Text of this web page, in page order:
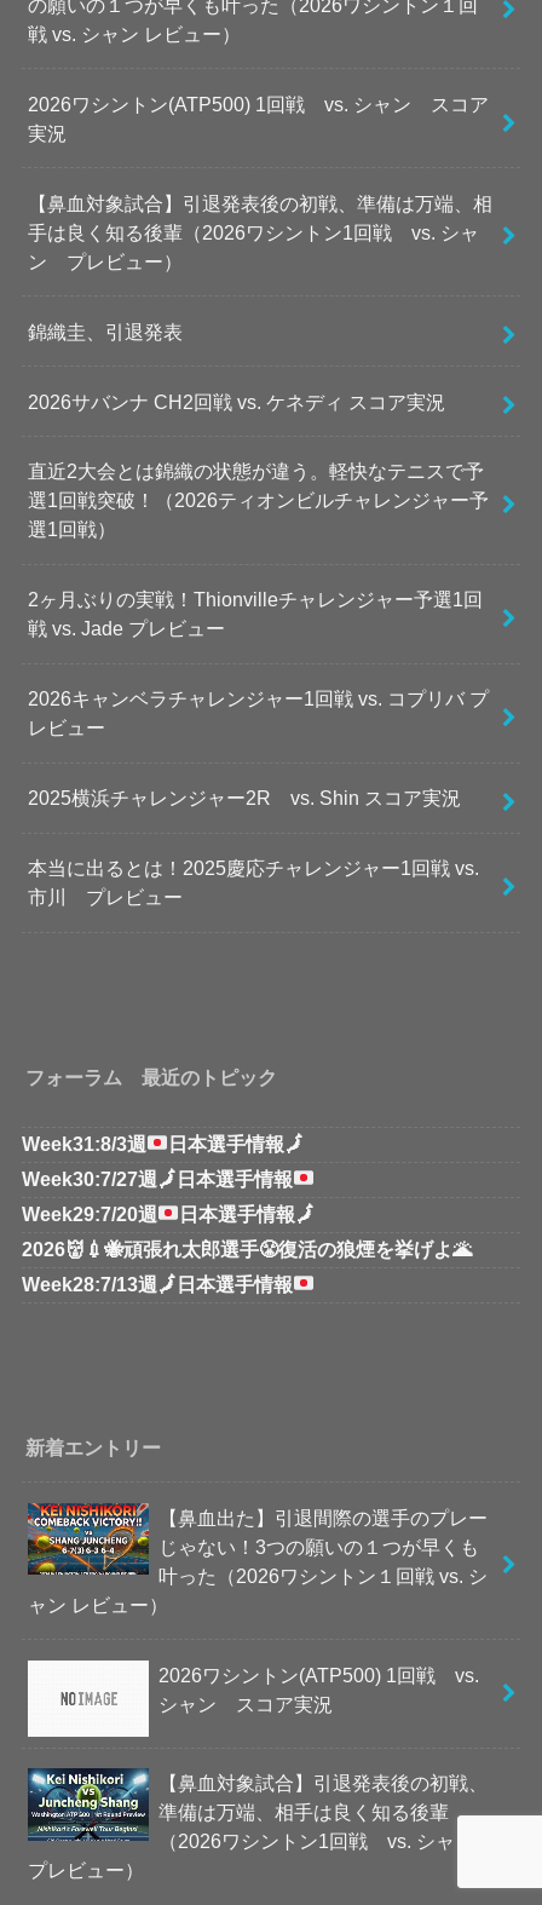
の願いの１つが早くも叶った（2026ワシントン１回
戦 vs. シャン レビュー）
2026ワシントン(ATP500) 1回戦 vs. シャン スコア
実況
【鼻血対象試合】引退発表後の初戦、準備は万端、相
手は良く知る後輩（2026ワシントン1回戦 vs. シャ
ン プレビュー）
錦織圭、引退発表
2026サバンナ CH2回戦 vs. ケネディ スコア実況
直近2大会とは錦織の状態が違う。軽快なテニスで予
選1回戦突破！（2026ティオンビルチャレンジャー予
選1回戦）
2ヶ月ぶりの実戦！Thionvilleチャレンジャー予選1回
戦 vs. Jade プレビュー
2026キャンベラチャレンジャー1回戦 vs. コプリバ プ
レビュー
2025横浜チャレンジャー2R vs. Shin スコア実況
本当に出るとは！2025慶応チャレンジャー1回戦 vs.
市川 プレビュー
フォーラム 最近のトピック
Week31:8/3週 日本選手情報🗾
Week30:7/27週 🗾 日本選手情報
Week29:7/20週
日本選手情報🗾
2026👹💉🐝頑張れ太郎選手😤復活の狼煙を挙げよ🌋
Week28:7/13週 🗾 日本選手情報
新着エントリー
【鼻血出た】引退間際の選手のプレー
じゃない！3つの願いの１つが早くも
叶った（2026ワシントン１回戦 vs. シ
ャン レビュー）
2026ワシントン(ATP500) 1回戦 vs.
シャン スコア実況
【鼻血対象試合】引退発表後の初戦、
準備は万端、相手は良く知る後輩
（2026ワシントン1回戦 vs. シャン
プレビュー）